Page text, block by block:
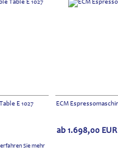
E 1027
Sie mehr
ECM
ab 1.698,00 EUR